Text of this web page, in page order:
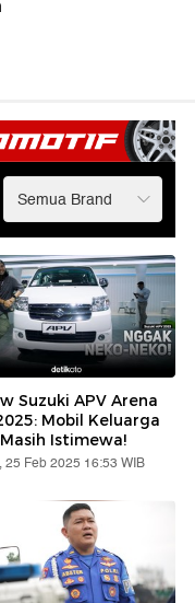
Suzuki APV Arena
Mobil Keluarga
Istimewa!
25 Feb 2025 16:53 WIB